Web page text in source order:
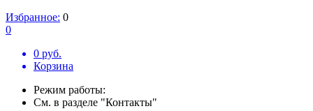
Избранное: 0
0
0 руб.
Корзина
Режим работы:
См. в разделе "Контакты"